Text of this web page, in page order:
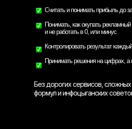
Без дорогих сервисов, сложных
формул и инфоцыганских
Считать и понимать прибыль до
Понимать, как окупать
и не работать в 0, или минус
Контролировать результат
Принимать решения на цифрах,